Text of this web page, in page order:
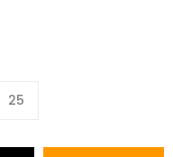
25